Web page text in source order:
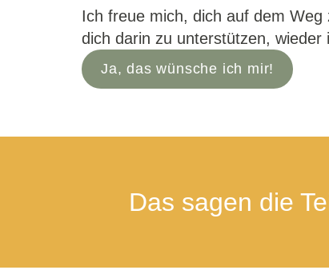
Ich freue mich, dich auf dem
dich darin zu unterstützen,
Ja, das wünsche ich mir!
Das sagen die